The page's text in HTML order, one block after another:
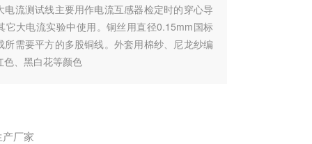
电流测试线主要用作电流互感器检定时的穿心导
它大电流实验中使用。铜丝用直径0.15mm国标
所需要平方的多股铜线。外套用棉纱、尼龙纱编
色、黑白花等颜色
产厂家